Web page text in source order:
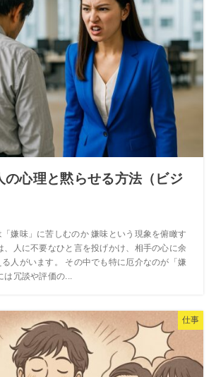
の心理と黙らせる方法（ビジ
嫌味」に苦しむのか 嫌味という現象を俯瞰す
、人に不要なひと言を投げかけ、相手の心に余
人がいます。 その中でも特に厄介なのが「嫌
冗談や評価の...
仕事